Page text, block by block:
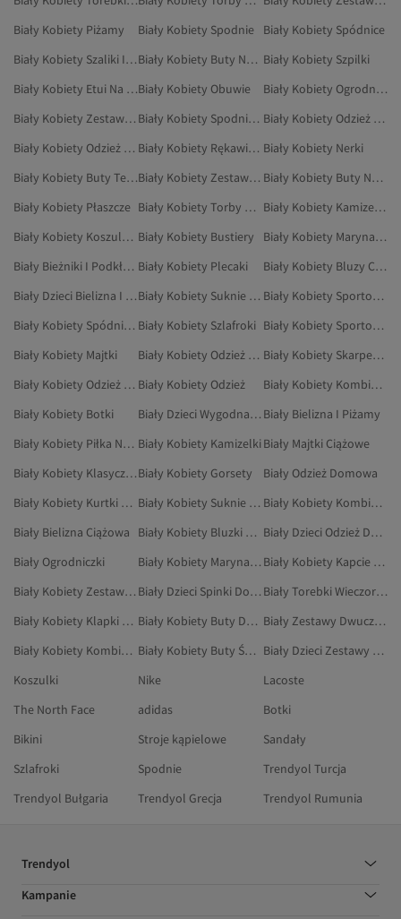
Biały Kobiety Piżamy
Biały Kobiety Spodnie
Biały Kobiety Spódnice
Biały Kobiety Szaliki I Szale
Biały Kobiety Buty Na Płaskim Obcasie Biały Kobiety Szpilki
Biały Kobiety Etui Na KartyBiały Kobiety Obuwie
Biały Kobiety Ogrodniczki
Biały Kobiety Zestawy Dresowe
Biały Kobiety Spodnie Od Piżamy
Biały Kobiety Odzież Domowa
Biały Kobiety Odzież Plażowa
Biały Kobiety Rękawiczki Biały Kobiety Nerki
Biały Kobiety Buty Tenisowe
Biały Kobiety Zestawy Piżam Ciążowych
Biały Kobiety Buty Na Co Dzień
Biały Kobiety Płaszcze
Biały Kobiety Torby Plażowe
Biały Kobiety Kamizelki Z Dzianiny
Biały Kobiety Koszulki Ciążowe Biały Kobiety Bustiery
Biały Kobiety Marynarki I Kamizelki
Biały Bieżniki I Podkładki Biały Kobiety Plecaki
Biały Kobiety Bluzy Ciążowe
Biały Dzieci Bielizna I Piżamy
Biały Kobiety Suknie Ślubne
Biały Kobiety Sportowe Topy Na Ramiączkach
Biały Kobiety Spódnice Sportowe Biały Kobiety Szlafroki
Biały Kobiety Sportowe Spodnie Dresowe
Biały Kobiety Majtki
Biały Kobiety Odzież Ciążowa
Biały Kobiety Skarpety Sportowe
Biały Kobiety Odzież Sportowa Biały Kobiety Odzież
Biały Kobiety Kombinezon Sportowy
Biały Kobiety Botki
Biały Dzieci Wygodna Odzież Domowa Biały Bielizna I Piżamy
Biały Kobiety Piłka Nożna Biały Kobiety Kamizelki Biały Majtki Ciążowe
Biały Kobiety Klasyczne PłaszczeBiały Kobiety Gorsety
Biały Odzież Domowa
Biały Kobiety Kurtki Zimowe
Biały Kobiety Suknie Wieczorowe I Studniówkowe
Biały Kobiety Kombinezony
Biały Bielizna Ciążowa
Biały Kobiety Bluzki Damskie
Biały Dzieci Odzież Domowa
Biały Ogrodniczki
Biały Kobiety Marynarki Sportowe
Biały Kobiety Kapcie Domowe
Biały Kobiety Zestawy Bielizny
Biały Dzieci Spinki Do Włosów
Biały Torebki Wieczorowe
Biały Kobiety Klapki Sportowe
Biały Kobiety Buty Do Koszykówki
Biały Zestawy Dwuczęściowe
Biały Kobiety Kombinezony I Ogrodniczki
Biały Kobiety Buty Śniegowe
Biały Dzieci Zestawy Dwuczęściowe
Koszulki
Nike
Lacoste
The North Face
adidas
Botki
Bikini
Stroje kąpielowe
Sandały
Szlafroki
Spodnie
Trendyol Turcja
Trendyol Bułgaria
Trendyol Grecja Trendyol Rumunia
Trendyol
Kampanie